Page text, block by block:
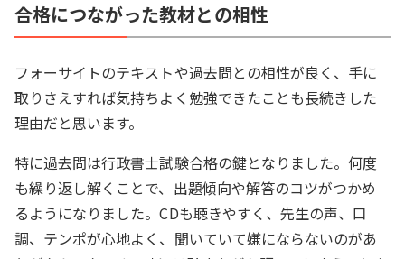
合格につながった教材との相性
フォーサイトのテキストや過去問との相性が良く、手に
取りさえすれば気持ちよく勉強できたことも長続きした
理由だと思います。
特に過去問は行政書士試験合格の鍵となりました。何度
も繰り返し解くことで、出題傾向や解答のコツがつかめ
るようになりました。CDも聴きやすく、先生の声、口
調、テンポが心地よく、聞いていて嫌にならないのがあ